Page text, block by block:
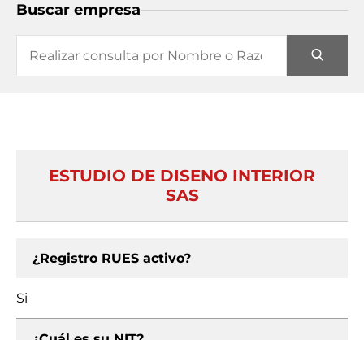
Buscar empresa
ESTUDIO DE DISENO INTERIOR
SAS
¿Registro RUES activo?
Si